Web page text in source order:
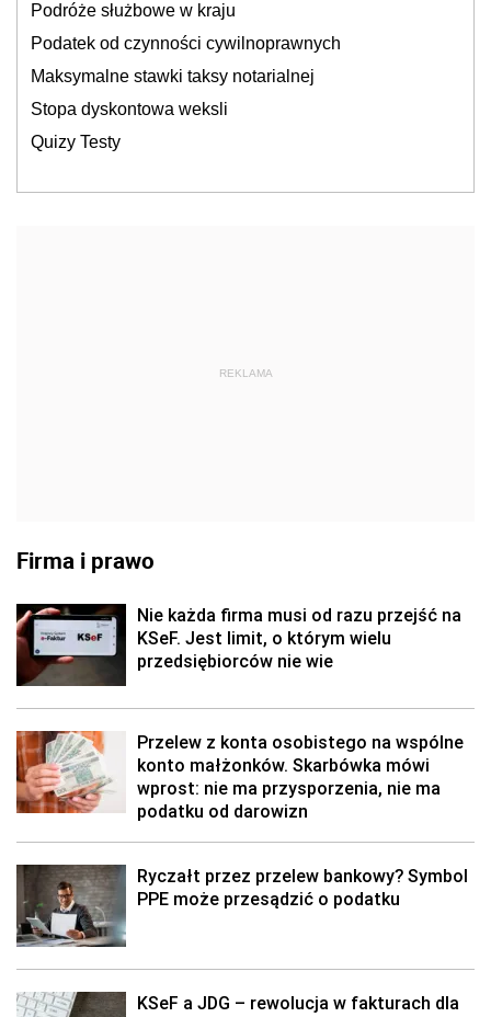
Podróże służbowe w kraju
Podatek od czynności cywilnoprawnych
Maksymalne stawki taksy notarialnej
Stopa dyskontowa weksli
Quizy Testy
REKLAMA
Firma i prawo
Nie każda firma musi od razu przejść na
KSeF. Jest limit, o którym wielu
przedsiębiorców nie wie
Przelew z konta osobistego na wspólne
konto małżonków. Skarbówka mówi
wprost: nie ma przysporzenia, nie ma
podatku od darowizn
Ryczałt przez przelew bankowy? Symbol
PPE może przesądzić o podatku
KSeF a JDG – rewolucja w fakturach dla